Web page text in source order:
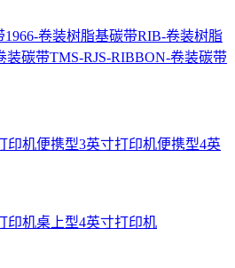
1966-卷装树脂基碳带RIB-卷装树脂
装碳带TMS-RJS-RIBBON-卷装碳带
印机便携型3英寸打印机便携型4英
印机桌上型4英寸打印机